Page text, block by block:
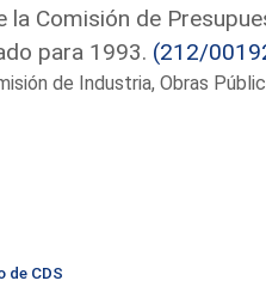
la Comisión de
para 1993. (212/
de Industria, Obras
de CDS